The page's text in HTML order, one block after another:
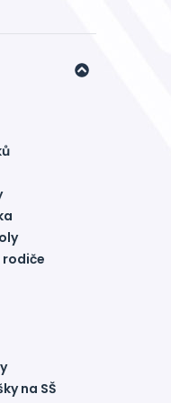
na SŠ